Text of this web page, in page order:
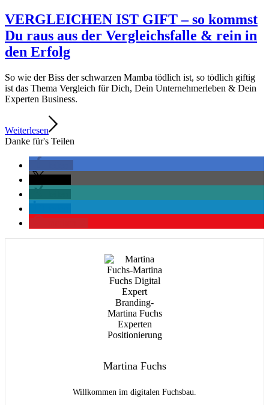
VERGLEICHEN IST GIFT – so kommst
Du raus aus der Vergleichsfalle & rein in
den Erfolg
So wie der Biss der schwarzen Mamba tödlich ist, so tödlich giftig
ist das Thema Vergleich für Dich, Dein Unternehmerleben & Dein
Experten Business.
Weiterlesen
Danke für's Teilen
Martina Fuchs
Willkommen im digitalen Fuchsbau.